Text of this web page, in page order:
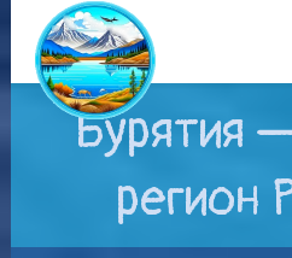
Бурятия
регион